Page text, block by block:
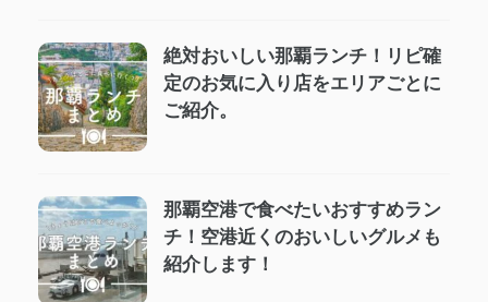
絶対おいしい那覇ランチ！リピ確
定のお気に入り店をエリアごとに
ご紹介。
那覇空港で食べたいおすすめラン
チ！空港近くのおいしいグルメも
紹介します！